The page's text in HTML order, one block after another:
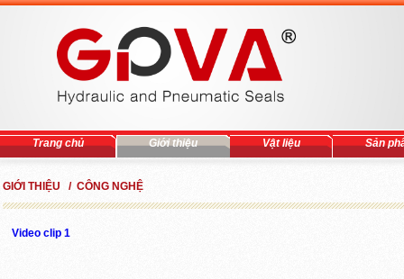
Trang chủ Giới thiệu Vật liệu Sản
GIỚI THIỆU / CÔNG NGHỆ
Video clip 1